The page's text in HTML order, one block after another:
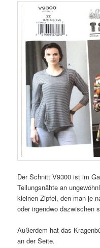
Der Schnitt V9300 ist im
Teilungsnähte an
kleinen Zipfel, den man je
oder irgendwo dazwischen
Außerdem hat das
an der Seite.